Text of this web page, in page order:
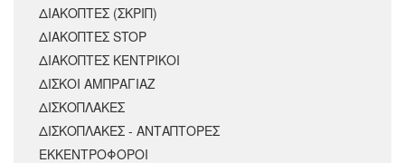
ΔΙΑΚΟΠΤΕΣ (ΣΚΡΙΠ)
ΔΙΑΚΟΠΤΕΣ STOP
ΔΙΑΚΟΠΤΕΣ ΚΕΝΤΡΙΚΟΙ
ΔΙΣΚΟΙ ΑΜΠΡΑΓΙΑΖ
ΔΙΣΚΟΠΛΑΚΕΣ
ΔΙΣΚΟΠΛΑΚΕΣ - ΑΝΤΑΠΤΟΡΕΣ
ΕΚΚΕΝΤΡΟΦΟΡΟΙ